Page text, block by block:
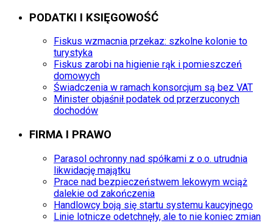
PODATKI I KSIĘGOWOŚĆ
Fiskus wzmacnia przekaz: szkolne kolonie to
turystyka
Fiskus zarobi na higienie rąk i pomieszczeń
domowych
Świadczenia w ramach konsorcjum są bez VAT
Minister objaśnił podatek od przerzuconych
dochodów
FIRMA I PRAWO
Parasol ochronny nad spółkami z o.o. utrudnia
likwidację majątku
Prace nad bezpieczeństwem lekowym wciąż
dalekie od zakończenia
Handlowcy boją się startu systemu kaucyjnego
Linie lotnicze odetchnęły, ale to nie koniec zmian